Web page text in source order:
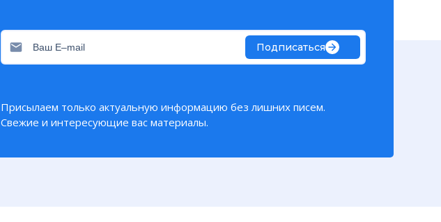
Подписаться
Присылаем только актуальную информацию без лишних писем.
Свежие и интересующие вас материалы.